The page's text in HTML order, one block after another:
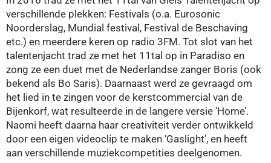
verschillende plekken: Festivals (o.a. Eurosonic
Noorderslag, Mundial festival, Festival de Beschaving
etc.) en meerdere keren op radio 3FM. Tot slot van het
talentenjacht trad ze met het 11tal op in Paradiso en
zong ze een duet met de Nederlandse zanger Boris (ook
bekend als Bo Saris). Daarnaast werd ze gevraagd om
het lied in te zingen voor de kerstcommercial van de
Bijenkorf, wat resulteerde in de langere versie ‘Home’.
Naomi heeft daarna haar creativiteit verder ontwikkeld
door een eigen videoclip te maken ‘Gaslight’, en heeft
aan verschillende muziekcompetities deelgenomen.